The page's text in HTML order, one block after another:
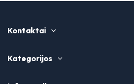
Kontaktai
Kategorijos